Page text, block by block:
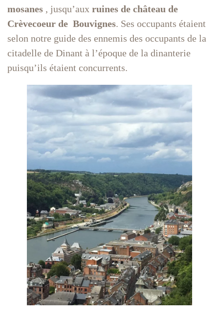
mosanes , jusqu’aux ruines de château de
Crèvecoeur de Bouvignes. Ses occupants étaient
selon notre guide des ennemis des occupants de la
citadelle de Dinant à l’époque de la dinanterie
puisqu’ils étaient concurrents.